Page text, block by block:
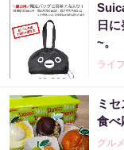
日
~。
ライフ
ミ
食べ
グルメ